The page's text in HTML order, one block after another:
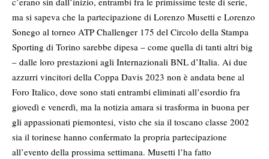
ma si sapeva che la partecipazione di Lorenzo Musetti e Lorenzo
Sonego al torneo ATP Challenger 175 del Circolo della Stampa
Sporting di Torino sarebbe dipesa – come quella di tanti altri big
– dalle loro prestazioni agli Internazionali BNL d’Italia. Ai due
azzurri vincitori della Coppa Davis 2023 non è andata bene al
Foro Italico, dove sono stati entrambi eliminati all’esordio fra
giovedì e venerdì, ma la notizia amara si trasforma in buona per
gli appassionati piemontesi, visto che sia il toscano classe 2002
sia il torinese hanno confermato la propria partecipazione
all’evento della prossima settimana. Musetti l’ha fatto